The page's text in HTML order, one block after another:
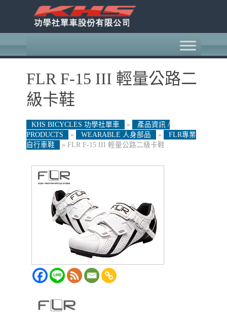
FLR F-15 III 輕量公路二
級卡鞋
KHS BICYCLES 功學社單車 »
產品資訊 /
PRODUCTS
» WEARABLE 人身部品 »
FLR專業
自行車鞋
» FLR F-15 III 輕量公路二級卡鞋